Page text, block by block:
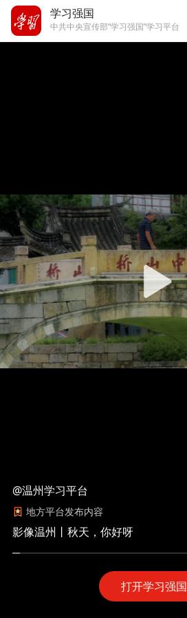
学习强国
中共中央宣传部“学习强国”学习平台
打开学习强国
@温州学习平台
地方平台发布内容
影像温州丨秋天，你好呀